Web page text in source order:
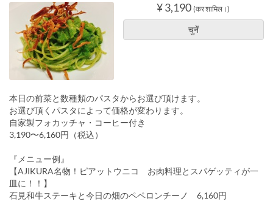
¥ 3,190 (कर शामिल।)
चुनें
本日の前菜と数種類のパスタからお選び頂けます。
お選び頂くパスタによって価格が変わります。
自家製フォカッチャ・コーヒー付き
3,190〜6,160円（税込）
『メニュー例』
【AJIKURA名物！ピアットウニコ お肉料理とスパゲッティが一
皿に！！】
石見和牛ステーキと今日の畑のペペロンチーノ 6,160円